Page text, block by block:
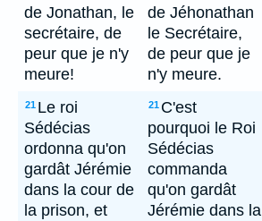
de Jonathan, le
secrétaire, de
peur que je n'y
meure!
de Jéhonathan
le Secrétaire,
de peur que je
n'y meure.
21 Le roi
Sédécias
ordonna qu'on
gardât Jérémie
dans la cour de
la prison, et
21 C'est
pourquoi le Roi
Sédécias
commanda
qu'on gardât
Jérémie dans la